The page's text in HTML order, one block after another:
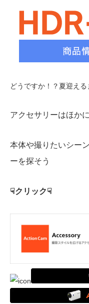
どうですか！？夏迎え
アクセサリーはほか
本体や撮りたいシー
ーを探そう
☟クリック☟